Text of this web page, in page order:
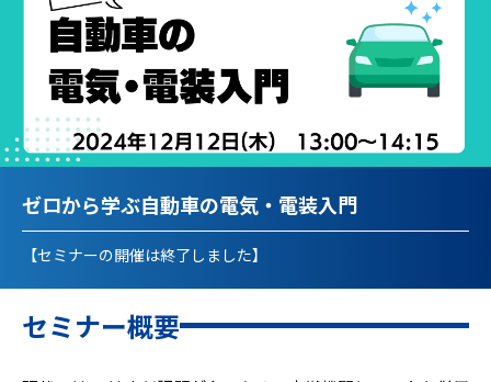
ゼロから学ぶ自動車の電気・電装入門
【セミナーの開催は終了しました】
セミナー概要